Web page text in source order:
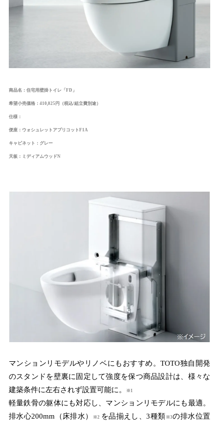
商品名：住宅用壁掛トイレ「FD」
希望小売価格：410,025円（税込/組立費別途）
仕様：
便座： ウォシュレットアプリコットF1A
キャビネット：グレー
天板：ミディアムウッドN
マンションリモデルやリノベにもおすすめ。TOTO独自開発
のスタンドを壁裏に固定して強度を保つ商品設計は、様々な
建築条件に左右されず設置可能に。
※1
軽量鉄骨の躯体にも対応し、マンションリモデルにも最適。
排水心200mm（床排水）
※2 を品揃えし、3種類 ※3の排水位置